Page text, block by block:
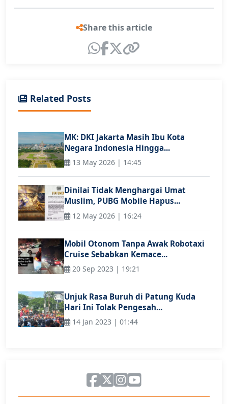
Share this article
Related Posts
MK: DKI Jakarta Masih Ibu Kota
Negara Indonesia Hingga...
13 May 2026 | 14:45
Dinilai Tidak Menghargai Umat
Muslim, PUBG Mobile Hapus...
12 May 2026 | 16:24
Mobil Otonom Tanpa Awak Robotaxi
Cruise Sebabkan Kemace...
20 Sep 2023 | 19:21
Unjuk Rasa Buruh di Patung Kuda
Hari Ini Tolak Pengesah...
14 Jan 2023 | 01:44